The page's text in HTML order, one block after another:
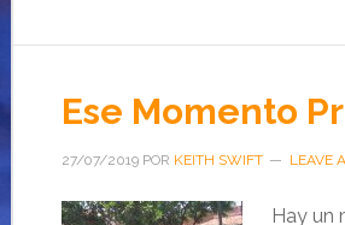
Ese Momento
27/07/2019POR KEITH SWIFT LEAVE
Hay un